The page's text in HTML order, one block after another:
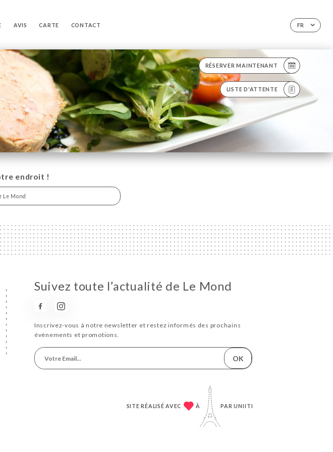
FR
AVIS CARTE CONTACT
RÉSERVER MAINTENANT
LISTE D'ATTENTE
endroit !
Le Mond
Suivez toute l’actualité de Le Mond
Inscrivez-vous à notre newsletter et restez informés des prochains
évènements et promotions.
OK
SITE RÉALISÉ AVEC À PARUNIITI